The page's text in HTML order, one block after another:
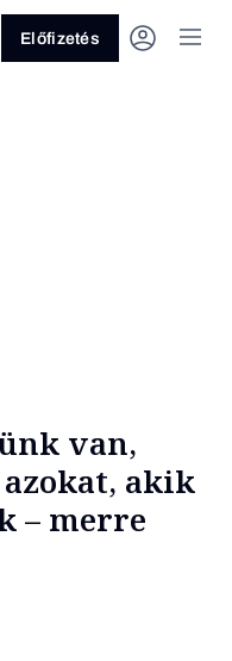
Előfizetés
van,
akik
– merre